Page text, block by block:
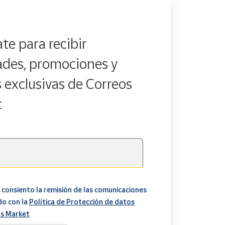
para recibir
promociones y
de Correos
la remisión de las comunicaciones
con la Política de Protección de datos
Market